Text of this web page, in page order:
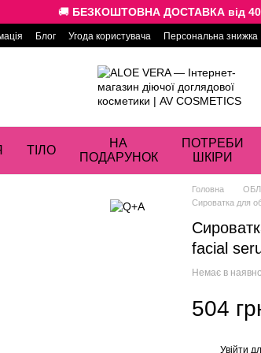
🚚 БЕЗКОШТОВНА ДОСТАВКА від
Блог Угода користувача Персональна знижка
ТІЛО
НА
ПОДАРУНОК
ПОТРЕБИ
ШКІРИ
Головна
Сироватка для
facial
Немає в
504
Увійти